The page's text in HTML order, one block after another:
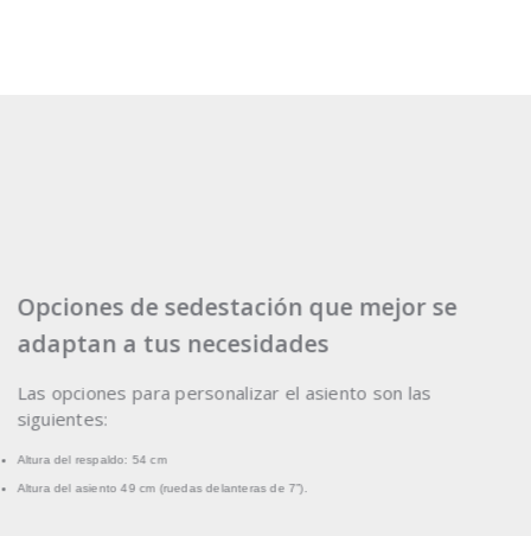
Opciones de sedestación que mejor se
adaptan a tus necesidades
Las opciones para personalizar el asiento son las
siguientes:
Altura del respaldo: 54 cm
Altura del asiento 49 cm (ruedas delanteras de 7”).